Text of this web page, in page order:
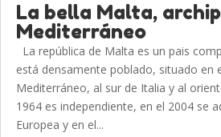
La bella Malta,
Mediterráneo
La república de Malta es un pais
está densamente poblado, situado en
Mediterráneo, al sur de Italia y al
1964 es independiente, en el 2004 se
Europea y en el...